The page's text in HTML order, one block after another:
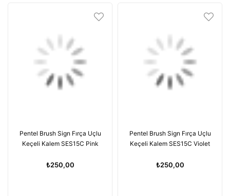
Pentel Brush Sign Fırça Uçlu
Keçeli Kalem SES15C Pink
₺250,00
Pentel Brush Sign Fırça Uçlu
Keçeli Kalem SES15C Violet
₺250,00